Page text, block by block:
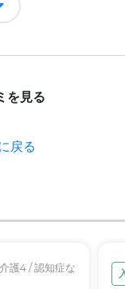
せれているときもあ
いているためよいと思
おり、きちんと説明
を見る
戻る
護4 / 認知症な